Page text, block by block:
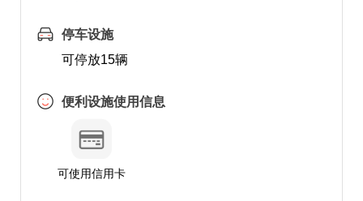
停车设施
可停放15辆
便利设施使用信息
可使用信用卡